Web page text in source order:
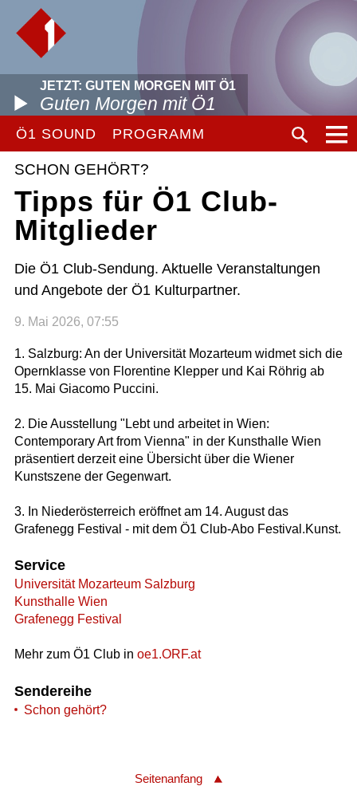
JETZT: GUTEN MORGEN MIT Ö1
Guten Morgen mit Ö1
Ö1 SOUND PROGRAMM
SCHON GEHÖRT?
Tipps für Ö1 Club-
Mitglieder
Die Ö1 Club-Sendung. Aktuelle Veranstaltungen
und Angebote der Ö1 Kulturpartner.
9. Mai 2026, 07:55
1. Salzburg: An der Universität Mozarteum widmet sich die
Opernklasse von Florentine Klepper und Kai Röhrig ab
15. Mai Giacomo Puccini.
2. Die Ausstellung "Lebt und arbeitet in Wien:
Contemporary Art from Vienna" in der Kunsthalle Wien
präsentiert derzeit eine Übersicht über die Wiener
Kunstszene der Gegenwart.
3. In Niederösterreich eröffnet am 14. August das
Grafenegg Festival - mit dem Ö1 Club-Abo Festival.Kunst.
Service
Universität Mozarteum Salzburg
Kunsthalle Wien
Grafenegg Festival
Mehr zum Ö1 Club in oe1.ORF.at
Sendereihe
Schon gehört?
Seitenanfang